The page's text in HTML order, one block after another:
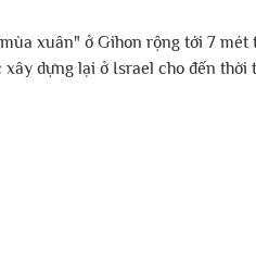
xuân" ở Gihon rộng tới 7 mét
dựng lại ở Israel cho đến thời